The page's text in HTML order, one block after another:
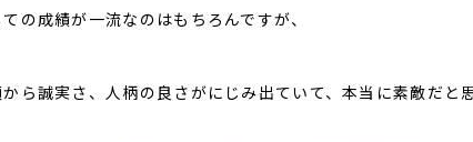
の成績が一流なのはもちろんですが、
ら誠実さ、人柄の良さがにじみ出ていて、本当に素敵だと